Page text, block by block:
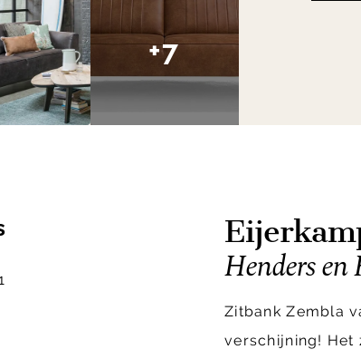
+7
Henders
Zitbank Zembla
verschijning! Het